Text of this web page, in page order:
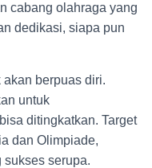
cabang olahraga yang
dedikasi, siapa pun
akan berpuas diri.
untuk
ditingkatkan. Target
dan Olimpiade,
serupa.